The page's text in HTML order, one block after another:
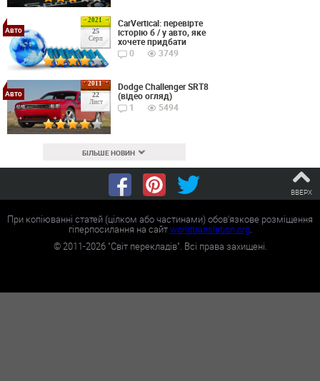
2021
25
Серп
Авто
CarVertical: перевірте
історію б / у авто, яке
хочете придбати
0
3749
2011
22
Лист
Авто
Dodge Challenger SRT8
(відео огляд)
1
5494
БІЛЬШЕ НОВИН
ВВЕРХ
При копіюванні статей (цілком або частинами) обов'язкове розміщення
гіперпосилання на сайтworldtranslation.org.
©2011-2026"Світ перекладів". Всі права захищені.